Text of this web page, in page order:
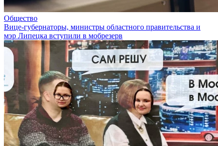
Общество
Вице-губернаторы, министры областного правительства и
мэр Липецка вступили в мобрезерв